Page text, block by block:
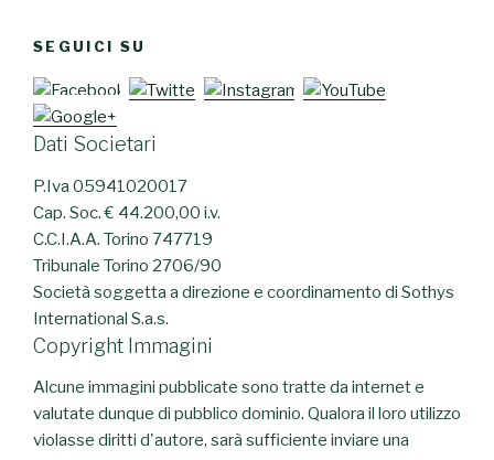
SEGUICI SU
Dati Societari
P.Iva 05941020017
Cap. Soc. € 44.200,00 i.v.
C.C.I.A.A. Torino 747719
Tribunale Torino 2706/90
Società soggetta a direzione e coordinamento di Sothys
International S.a.s.
Copyright Immagini
Alcune immagini pubblicate sono tratte da internet e
valutate dunque di pubblico dominio. Qualora il loro utilizzo
violasse diritti d'autore, sarà sufficiente inviare una